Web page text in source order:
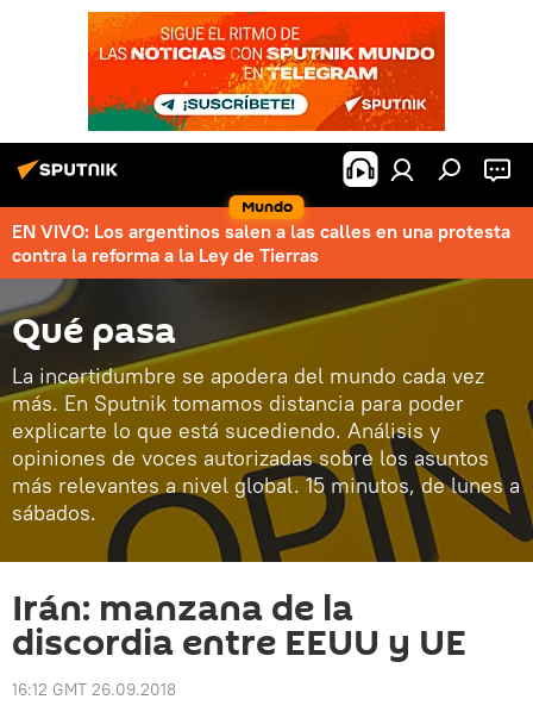
Mundo
EN VIVO: Los argentinos salen a las calles en una protesta
contra la reforma a la Ley de Tierras
Qué pasa
La incertidumbre se apodera del mundo cada vez
más. En Sputnik tomamos distancia para poder
explicarte lo que está sucediendo. Análisis y
opiniones de voces autorizadas sobre los asuntos
más relevantes a nivel global. 15 minutos, de lunes a
sábados.
Irán: manzana de la
discordia entre EEUU y UE
16:12 GMT 26.09.2018